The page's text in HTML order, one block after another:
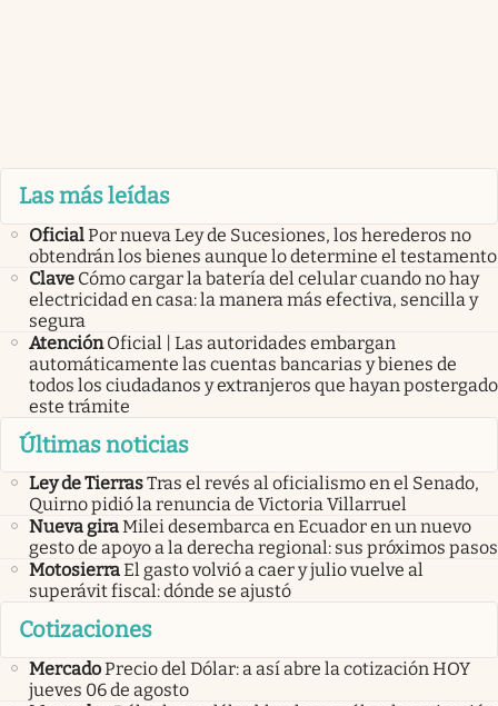
Las más leídas
OficialPor nueva Ley de Sucesiones, los herederos no
obtendrán los bienes aunque lo determine el testamento
Clave Cómo cargar la batería del celular cuando no hay
electricidad en casa: la manera más efectiva, sencilla y
segura
Atención Oficial | Las autoridades embargan
automáticamente las cuentas bancarias y bienes de
todos los ciudadanos y extranjeros que hayan postergado
este trámite
Últimas noticias
Ley de TierrasTras el revés al oficialismo en el Senado,
Quirno pidió la renuncia de Victoria Villarruel
Nueva giraMilei desembarca en Ecuador en un nuevo
gesto de apoyo a la derecha regional: sus próximos pasos
MotosierraEl gasto volvió a caer y julio vuelve al
superávit fiscal: dónde se ajustó
Cotizaciones
MercadoPrecio del Dólar: a así abre la cotización HOY
jueves 06 de agosto